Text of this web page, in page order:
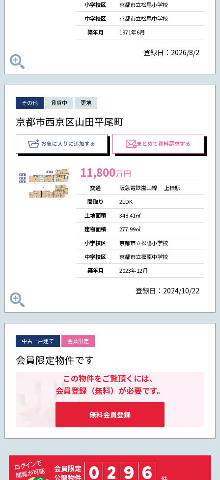
小学校区
京都市立松尾小学校
中学校区
京都市立松尾中学校
築年月
1971年6月
登録日：2026/8/2
その他 賃貸中 更地
京都市西京区山田平尾町
お気に入りに追加する まとめて資料請求する
11,800万円
交通
阪急電鉄嵐山線 上桂駅
間取り
2LDK
土地面積
348.41㎡
建物面積
277.99㎡
小学校区
京都市立松陽小学校
中学校区
京都市立樫原中学校
築年月
2023年12月
登録日：2024/10/22
中古一戸建て 会員限定
会員限定物件です
この物件をご覧頂くには、
会員登録（無料）が必要です。
無料会員登録
会員限定
公開物件
0 2 9 6